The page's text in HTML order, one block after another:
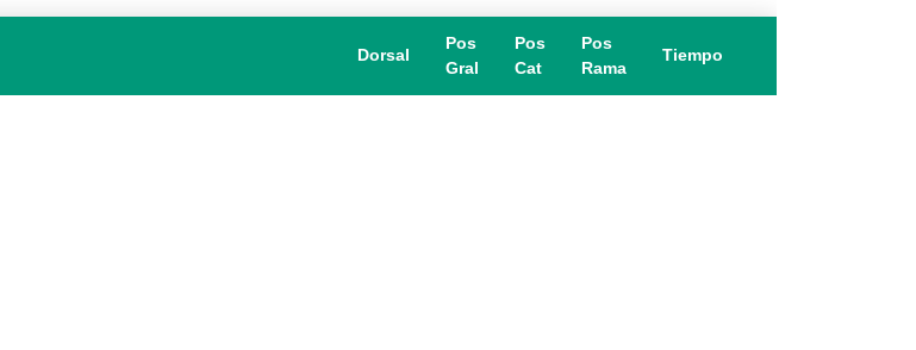
Dorsal
Pos
Gral
Pos
Cat
Pos
Rama
Tiempo